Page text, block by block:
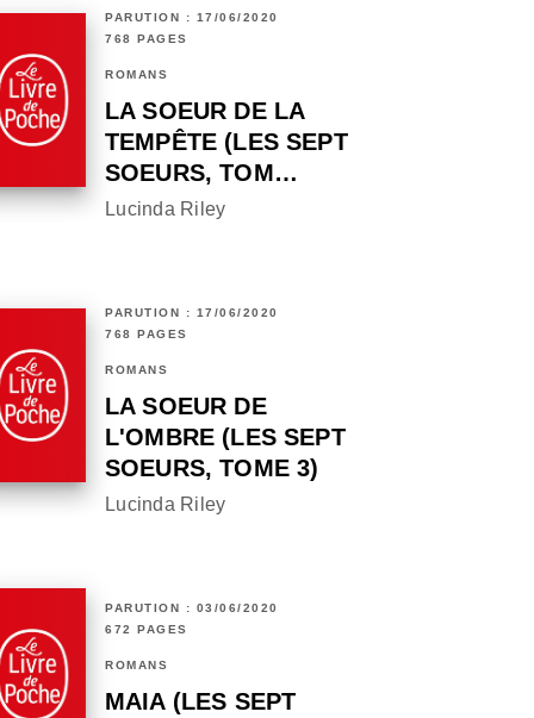
PARUTION : 17/06/2020
768 PAGES
ROMANS
LA SOEUR DE LA
TEMPÊTE (LES SEPT
SOEURS, TOM…
Lucinda Riley
PARUTION : 17/06/2020
768 PAGES
ROMANS
LA SOEUR DE
L'OMBRE (LES SEPT
SOEURS, TOME 3)
Lucinda Riley
PARUTION : 03/06/2020
672 PAGES
ROMANS
MAIA (LES SEPT